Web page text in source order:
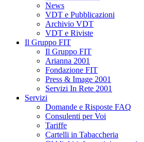
News
VDT e Pubblicazioni
Archivio VDT
VDT e Riviste
Il Gruppo FIT
Il Gruppo FIT
Arianna 2001
Fondazione FIT
Press & Image 2001
Servizi In Rete 2001
Servizi
Domande e Risposte FAQ
Consulenti per Voi
Tariffe
Cartelli in Tabaccheria